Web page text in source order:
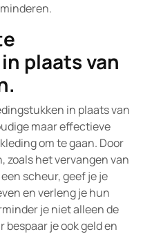
plaats van
in plaats van
maar effectieve
om te gaan. Door
zoals het vervangen van
scheur, geef je je
en verleng je hun
je niet alleen de
je ook geld en